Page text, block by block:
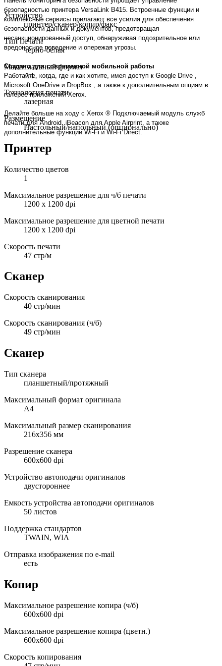
безопасностью принтера VersaLink B415. Встроенные функции и
комплексные сервисы прилагают все усилия для обеспечения
безопасности данных и документов, предотвращая
несанкционированный доступ, обнаруживая подозрительное или
вредоносное поведение и опережая угрозы.
Создано для современной мобильной работы
Работайте, когда, где и как хотите, имея доступ к Google Drive ,
Microsoft OneDrive и DropBox , а также к дополнительным опциям в
галерее приложений Xerox.
Делайте больше на ходу с Xerox ® Подключаемый модуль служб
печати для Android, iBeacon для Apple Airprint, а также
дополнительные функции Wi-Fi и Wi-Fi Direct.
Устройство
принтер/сканер/копир/факс
Тип печати
черно-белая
Максимальный формат
A4
Технология печати
лазерная
Размещение
Настольный/напольный (опционально)
Принтер
Количество цветов
1
Максимальное разрешение для ч/б печати
1200 x 1200 dpi
Максимальное разрешение для цветной печати
1200 x 1200 dpi
Скорость печати
47 стр/м
Сканер
Скорость сканирования
40 стр/мин
Скорость сканирования (ч/б)
49 стр/мин
Сканер
Тип сканера
планшетный/протяжный
Максимальный формат оригинала
A4
Максимальный размер сканирования
216x356 мм
Разрешение сканера
600x600 dpi
Устройство автоподачи оригиналов
двустороннее
Емкость устройства автоподачи оригиналов
50 листов
Поддержка стандартов
TWAIN, WIA
Отправка изображения по e-mail
есть
Копир
Максимальное разрешение копира (ч/б)
600x600 dpi
Максимальное разрешение копира (цветн.)
600x600 dpi
Скорость копирования